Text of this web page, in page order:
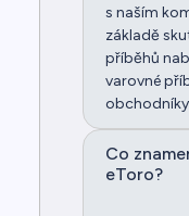
s naším
základě
příběhů
varovné
Co
eToro?